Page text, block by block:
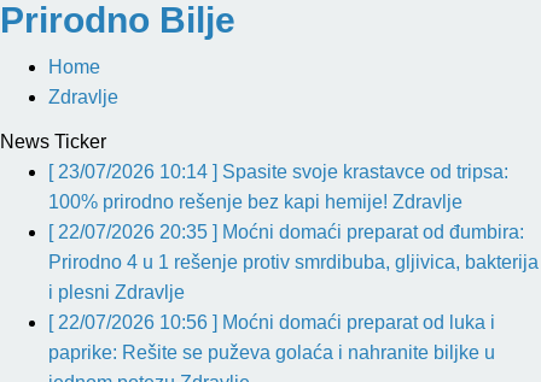
Prirodno Bilje
Home
Zdravlje
News Ticker
[ 23/07/2026 10:14 ] Spasite svoje krastavce od tripsa:
100% prirodno rešenje bez kapi hemije! Zdravlje
[ 22/07/2026 20:35 ] Moćni domaći preparat od đumbira:
Prirodno 4 u 1 rešenje protiv smrdibuba, gljivica, bakterija
i plesni Zdravlje
[ 22/07/2026 10:56 ] Moćni domaći preparat od luka i
paprike: Rešite se puževa golaća i nahranite biljke u